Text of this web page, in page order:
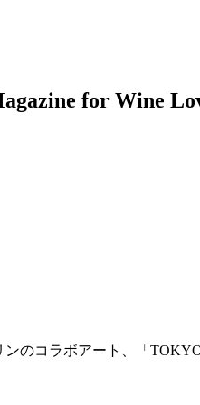
ンのコラボアート、「